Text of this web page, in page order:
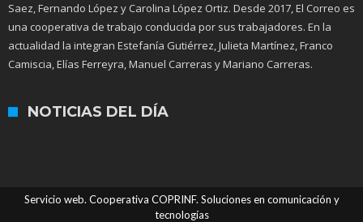
Saez, Fernando López y Carolina López Ortiz. Desde 2017, El Correo es
una cooperativa de trabajo conducida por sus trabajadores. En la
actualidad la integran Estefanía Gutiérrez, Julieta Martínez, Franco
Camiscia, Elías Ferreyra, Manuel Carreras y Mariano Carreras.
NOTICIAS DEL DÍA
Servicio web. Cooperativa COPRINF. Soluciones en comunicación y
tecnologías